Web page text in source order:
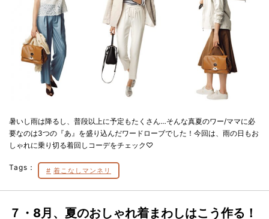
暑いし雨は降るし、普段以上に予定もたくさん…そんな真夏のワー/ママに必
要なのは3つの『あ』を盛り込んだワードローブでした！今回は、雨の日もお
しゃれに乗り切る着回しコーデをチェック♡
Tags： 着こなしマンネリ
７・8月、夏のおしゃれ着まわしはこう作る！